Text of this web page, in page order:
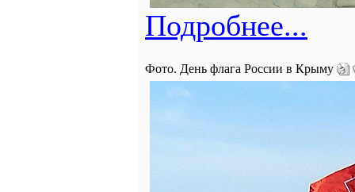
Подробнее...
Фото. День флага России в Крыму